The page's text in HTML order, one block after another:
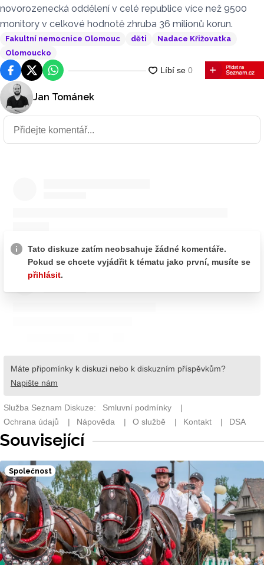
novorozenecká oddělení v celé republice více než 9500
monitory v celkové hodnotě zhruba 36 milionů korun.
Fakultní nemocnice Olomouc děti
Nadace Křižovatka
Olomoucko
FacebookPlatforma X
WhatsApp
Jan Tománek
Související
Společnost